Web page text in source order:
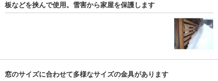
板などを挟んで使用。雪害から家屋を保護します
窓のサイズに合わせて多様なサイズの金具があります